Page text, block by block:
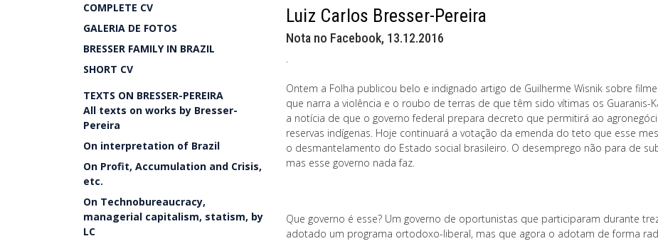
COMPLETE CV
GALERIA DE FOTOS
BRESSER FAMILY IN BRAZIL
SHORT CV
TEXTS ON BRESSER-PEREIRA
All texts on works by Bresser-
Pereira
On interpretation of Brazil
On Profit, Accumulation and Crisis,
etc.
On Technobureaucracy,
managerial capitalism, statism, by
LC
Luiz Carlos Bresser-Pereira
Nota no Facebook, 13.12.2016
.
Ontem a Folha publicou belo e indignado artigo de Guilherme Wisnik sobre
que narra a violência e o roubo de terras de que têm sido vítimas os Guaranis-
a notícia de que o governo federal prepara decreto que permitirá ao
reservas indígenas. Hoje continuará a votação da emenda do teto que esse
o desmantelamento do Estado social brasileiro. O desemprego não para de
mas esse governo nada faz.
Que governo é esse? Um governo de oportunistas que participaram durante
adotado um programa ortodoxo-liberal, mas que agora o adotam de forma